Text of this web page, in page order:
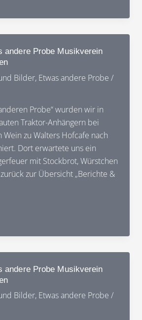
andere Probe Musikverein
Bilder, Etwas andere Probe /
Probe“ wurden wir in
Traktor-Anhängern bei
Wein zu Walters Hofcafe nach
Dort erwartete uns ein
mit Stockbrot, Würstchen
zur Übersicht „Berichte &
andere Probe Musikverein
Bilder, Etwas andere Probe /